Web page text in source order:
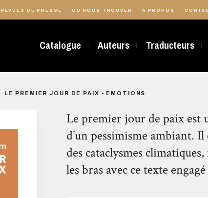
REVUES DE PRESSE OÙ NOUS TROUVER À PROPOS
Catalogue Auteurs Traducteurs
LE PREMIER JOUR DE PAIX - EMOTIONS
Le premier jour de paix
d’un pessimisme ambiant.
des cataclysmes
les bras avec ce texte